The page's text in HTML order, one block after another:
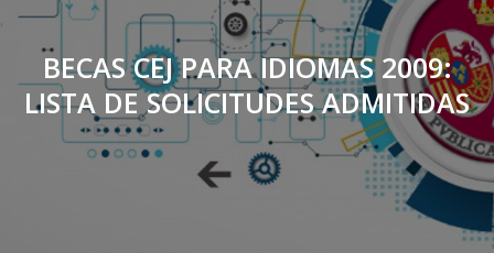
'
BECAS CEJ PARA IDIOMAS 2009:
LISTA DE SOLICITUDES ADMITIDAS